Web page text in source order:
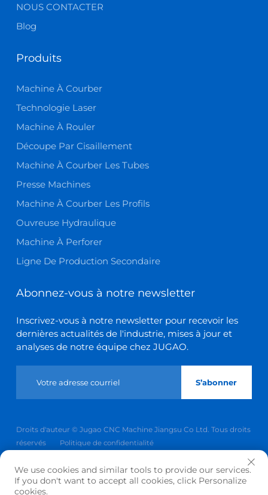
NOUS CONTACTER
Blog
Produits
Machine À Courber
Technologie Laser
Machine À Rouler
Découpe Par Cisaillement
Machine À Courber Les Tubes
Presse Machines
Machine À Courber Les Profils
Ouvreuse Hydraulique
Machine À Perforer
Ligne De Production Secondaire
Abonnez-vous à notre newsletter
Inscrivez-vous à notre newsletter pour recevoir les
dernières actualités de l'industrie, mises à jour et
analyses de notre équipe chez JUGAO.
S’abonner
Droits d'auteur © Jugao CNC Machine Jiangsu Co Ltd. Tous droits
réservés
Politique de confidentialité
Revenir en haut
We use cookies and similar tools to provide our services.
If you don't want to accept all cookies, click Personalize
cookies.